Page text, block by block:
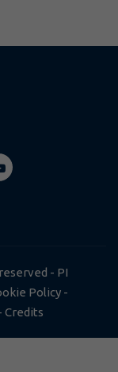
- PI
Policy-
Credits